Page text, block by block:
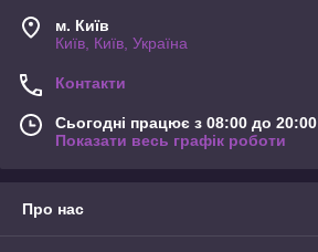
м. Київ
Київ, Київ, Україна
Контакти
Сьогодні працює з 08:00 до 20:00
Показати весь графік роботи
Про нас